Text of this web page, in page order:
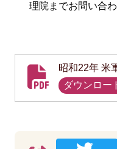
理院までお問い合わ
昭和22年 米
ダウンロー